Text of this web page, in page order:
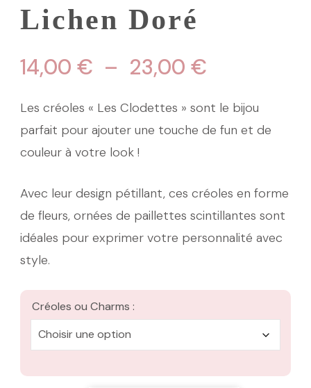
Lichen Doré
14,00 € – 23,00 €
de
prix :
à
23,00 €
Les créoles « Les Clodettes » sont le bijou
parfait pour ajouter une touche de fun et de
couleur à votre look !
Avec leur design pétillant, ces créoles en forme
de fleurs, ornées de paillettes scintillantes sont
idéales pour exprimer votre personnalité avec
style.
Créoles ou Charms :